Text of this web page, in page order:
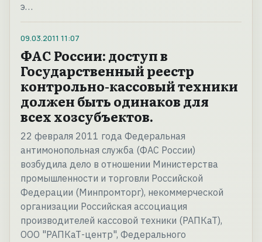
э…
09.03.2011 11:07
ФАС России: доступ в
Государственный реестр
контрольно-кассовый техники
должен быть одинаков для
всех хозсубъектов.
22 февраля 2011 года Федеральная
антимонопольная служба (ФАС России)
возбудила дело в отношении Министерства
промышленности и торговли Российской
Федерации (Минпромторг), некоммерческой
организации Российская ассоциация
производителей кассовой техники (РАПКаТ),
ООО "РАПКаТ-центр", Федерального